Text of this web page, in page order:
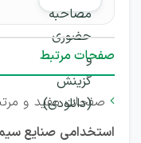
صفحات مرتبط
صفحات مفید و
استخدامی صنایع